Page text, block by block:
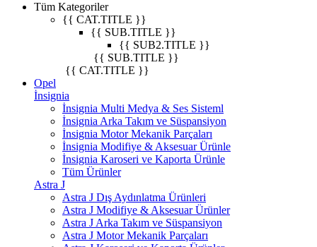
Tüm Kategoriler
{{ CAT.TITLE }}
{{ SUB.TITLE }}
{{ SUB2.TITLE }}
{{ SUB.TITLE }}
{{ CAT.TITLE }}
Opel
İnsignia
İnsignia Multi Medya & Ses Sisteml
İnsignia Arka Takım ve Süspansiyon
İnsignia Motor Mekanik Parçaları
İnsignia Modifiye & Aksesuar Ürünle
İnsignia Karoseri ve Kaporta Ürünle
Tüm Ürünler
Astra J
Astra J Dış Aydınlatma Ürünleri
Astra J Modifiye & Aksesuar Ürünler
Astra J Arka Takım ve Süspansiyon
Astra J Motor Mekanik Parçaları